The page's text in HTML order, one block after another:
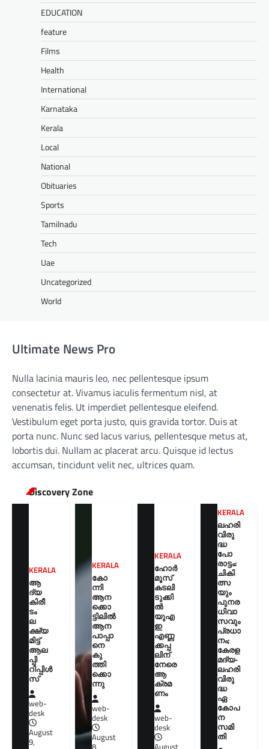
EDUCATION
feature
Films
Health
International
Karnataka
Kerala
Local
National
Obituaries
Sports
Tamilnadu
Tech
Uae
Uncategorized
World
Ultimate News Pro
Nulla lacinia mauris leo, nec pellentesque ipsum
consectetur at. Vivamus iaculis fermentum nisl, at
venenatis felis. Ut imperdiet pellentesque eleifend.
Vestibulum eget porta justo, quis gravida tortor. Duis at
porta nunc. Nunc sed lacus varius, pellentesque metus at,
lobortis dui. Nullam ac placerat arcu. Quisque id lectus
accumsan, tincidunt velit nec, ultrices quam.
Discovery Zone
KERALA
ആ
ദ്യ
കിരീ
ടം
ല
ക്ഷ്യ
മിട്ട്
ആല
പ്പി
റിപ്പിൾ
സ്
web-
desk
August
9,
KERALA
കോ
ന്നി
ആന
ക്കൊ
ട്ടിലിൽ
ആന
പാപ്പാ
നെ
കു
ത്തി
ക്കൊ
ന്നു
web-
desk
August
KERALA
ഹോർ
മൂസ്
കടലി
ടുക്കി
ൽ
യുഎ
ഇ
എണ്ണ
ക്കപ്പ
ലിന്
നേരെ
ആ
ക്രമ
ണം
web-
desk
KERALA
ലഹരി
വിരു
ദ്ധ
പോ
രാട്ടം:
ചികി
ത്സ
യും
പുനര
ധിവാ
സവും
പ്രധാ
നം;
കേരള
മദ്യ-
ലഹരി
വിരു
ദ്ധ
ഏ
കോപ
ന
സമി
തി